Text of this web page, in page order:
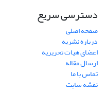
دسترسی سریع
صفحه اصلی
درباره نشریه
اعضای هیات تحریریه
ارسال مقاله
تماس با ما
نقشه سایت